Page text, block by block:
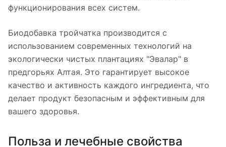
функционирования всех систем.
Биодобавка тройчатка производится с
использованием современных технологий на
экологически чистых плантациях "Эвалар" в
предгорьях Алтая. Это гарантирует высокое
качество и активность каждого ингредиента, что
делает продукт безопасным и эффективным для
вашего здоровья.
Польза и лечебные свойства